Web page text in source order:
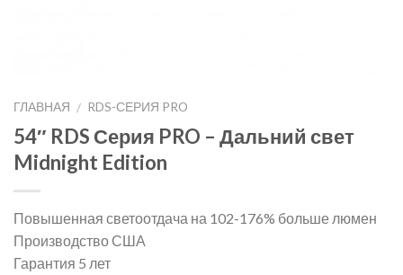
ГЛАВНАЯ / RDS-СЕРИЯ PRO
54″ RDS Серия PRO – Дальний свет
Midnight Edition
Повышенная светоотдача на 102-176% больше люмен
Производство США
Гарантия 5 лет